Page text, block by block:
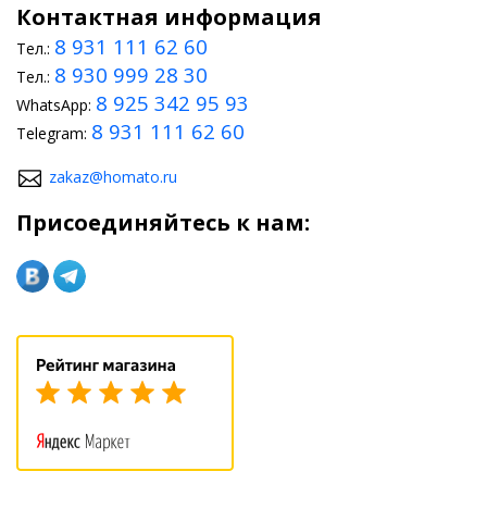
Контактная информация
Тел.: 8 931 111 62 60
Тел.: 8 930 999 28 30
WhatsApp: 8 925 342 95 93
Telegram: 8 931 111 62 60
zakaz@homato.ru
Присоединяйтесь к нам: